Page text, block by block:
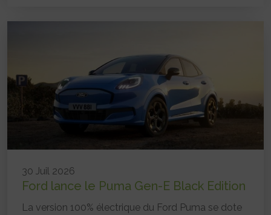
30 Juil 2026
Ford lance le Puma Gen-E Black Edition
La version 100% électrique du Ford Puma se dote